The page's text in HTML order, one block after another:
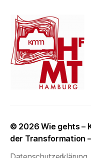
© 2026Wie gehts –
der Transformation